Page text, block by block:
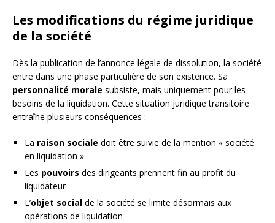
Les modifications du régime juridique
de la société
Dès la publication de l’annonce légale de dissolution, la société
entre dans une phase particulière de son existence. Sa
personnalité morale subsiste, mais uniquement pour les
besoins de la liquidation. Cette situation juridique transitoire
entraîne plusieurs conséquences :
La raison sociale doit être suivie de la mention « société
en liquidation »
Les pouvoirs des dirigeants prennent fin au profit du
liquidateur
L’objet social de la société se limite désormais aux
opérations de liquidation